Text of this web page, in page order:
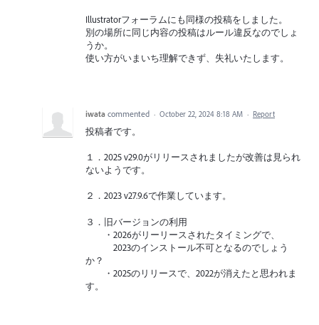
Illustratorフォーラムにも同様の投稿をしました。
別の場所に同じ内容の投稿はルール違反なのでしょ
うか。
使い方がいまいち理解できず、失礼いたします。
iwata commented · October 22, 2024 8:18 AM · Report
投稿者です。
１．2025 v29.0がリリースされましたが改善は見られ
ないようです。
２．2023 v27.9.6で作業しています。
３．旧バージョンの利用
・2026がリーリースされたタイミングで、
2023のインストール不可となるのでしょう
か？
・2025のリリースで、2022が消えたと思われま
す。